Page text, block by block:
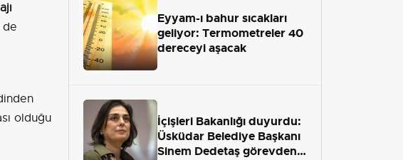
de
olduğu
Eyyam-ı bahur sıcakları
geliyor: Termometreler 40
dereceyi aşacak
İçişleri Bakanlığı duyurdu:
Üsküdar Belediye Başkanı
Sinem Dedetaş görevden